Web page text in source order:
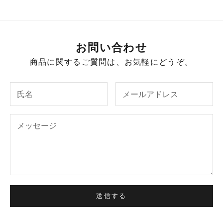
お問い合わせ
商品に関するご質問は、お気軽にどうぞ。
送信する